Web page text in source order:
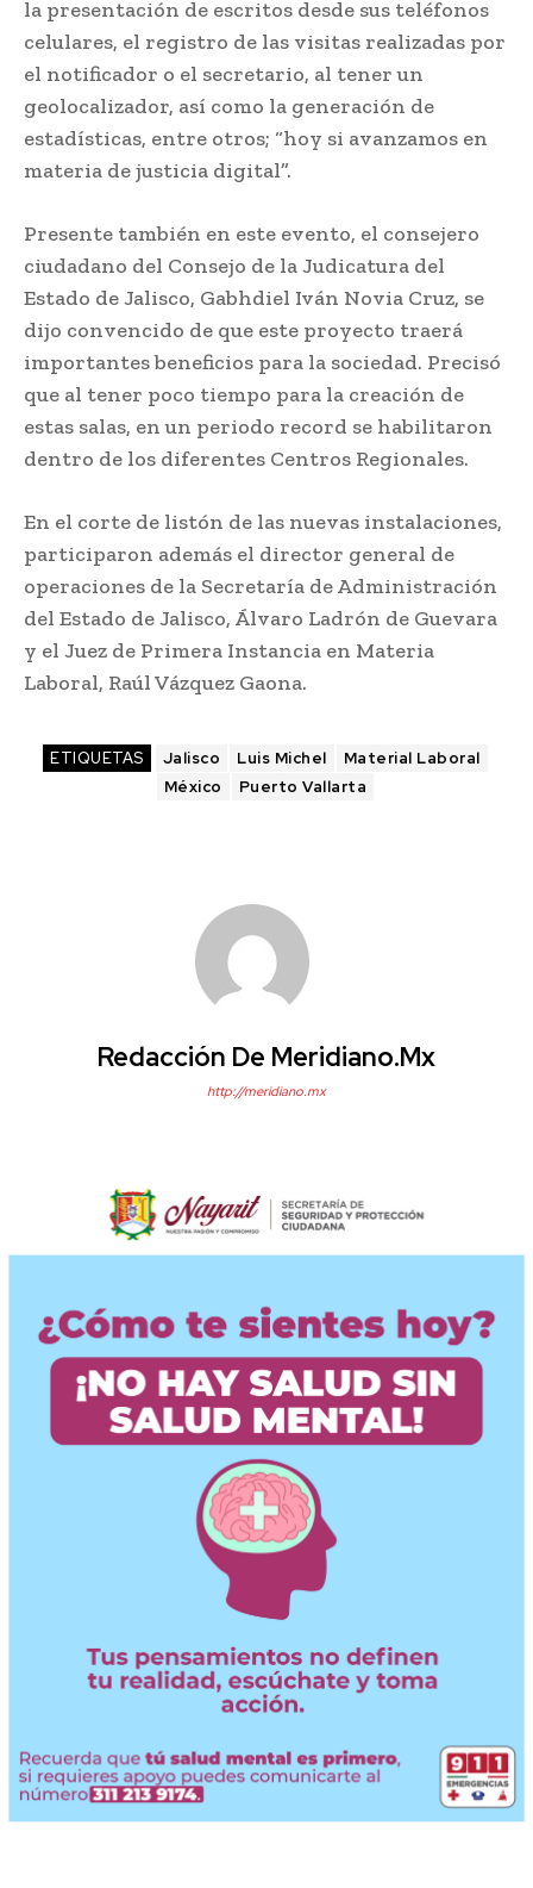
la presentación de escritos desde sus teléfonos
celulares, el registro de las visitas realizadas por
el notificador o el secretario, al tener un
geolocalizador, así como la generación de
estadísticas, entre otros; “hoy si avanzamos en
materia de justicia digital”.
Presente también en este evento, el consejero
ciudadano del Consejo de la Judicatura del
Estado de Jalisco, Gabhdiel Iván Novia Cruz, se
dijo convencido de que este proyecto traerá
importantes beneficios para la sociedad. Precisó
que al tener poco tiempo para la creación de
estas salas, en un periodo record se habilitaron
dentro de los diferentes Centros Regionales.
En el corte de listón de las nuevas instalaciones,
participaron además el director general de
operaciones de la Secretaría de Administración
del Estado de Jalisco, Álvaro Ladrón de Guevara
y el Juez de Primera Instancia en Materia
Laboral, Raúl Vázquez Gaona.
ETIQUETAS Jalisco Luis Michel
Material Laboral
México
Puerto Vallarta
Redacción De Meridiano.mx
http://meridiano.mx